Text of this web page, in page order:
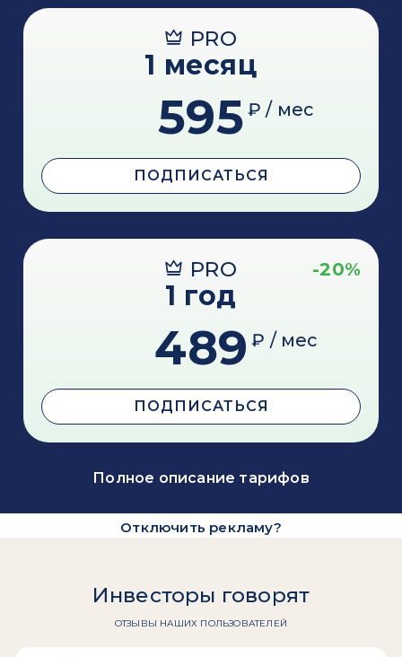
PRO
1 месяц
595 ₽ / мес
ПОДПИСАТЬСЯ
PRO -20%
1 год
489 ₽ / мес
ПОДПИСАТЬСЯ
Полное описание тарифов
Отключить рекламу?
Инвесторы говорят
ОТЗЫВЫ НАШИХ ПОЛЬЗОВАТЕЛЕЙ